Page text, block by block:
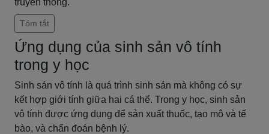
truyền thống.
Tóm tắt
Ứng dụng của sinh sản vô tính
trong y học
Sinh sản vô tính là quá trình sinh sản mà không có sự
kết hợp giới tính giữa hai cá thể. Trong y học, sinh sản
vô tính được ứng dụng để sản xuất thuốc, tạo mô và tế
bào, và chẩn đoán bệnh lý.